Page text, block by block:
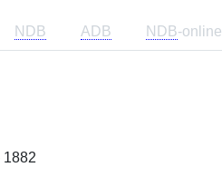
NDB ADB NDB-online
1882